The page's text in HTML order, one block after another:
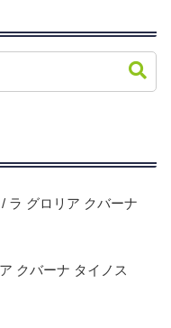
ラ グロリア クバーナ
クバーナ タイノス